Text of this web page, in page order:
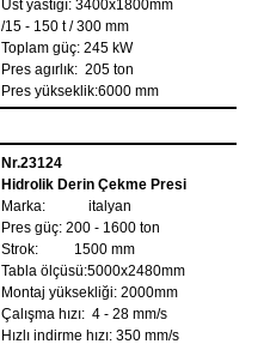
Üst yastığı: 3400x1800mm
/15 - 150 t / 300 mm
Toplam güç: 245 kW
Pres agırlık: 205 ton
Pres yükseklik:6000 mm
Nr.23124
Hidrolik Derin Çekme Presi
Marka: italyan
Pres güç: 200 - 1600 ton
Strok: 1500 mm
Tabla ölçüsü:5000x2480mm
Montaj yüksekliği: 2000mm
Çalışma hızı: 4 - 28 mm/s
Hızlı indirme hızı: 350 mm/s